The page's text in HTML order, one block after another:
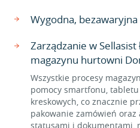
Wygodna,
Zarządzanie w
magazynu hurtowni
Wszystkie procesy
pomocy smartfonu,
kreskowych, co znacznie
pakowanie zamówień
statusami i dokumentami,